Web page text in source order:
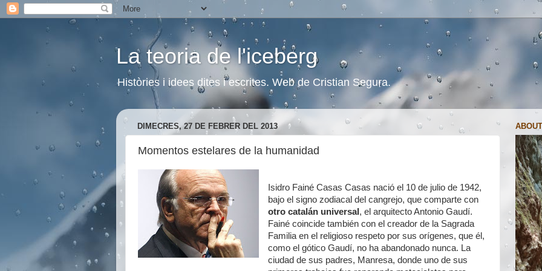
La teoria de l'iceberg
Històries i idees dites i escrites. Web de Cristian Segura.
DIMECRES, 27 DE FEBRER DEL 2013
Momentos estelares de la humanidad
Isidro Fainé Casas Casas nació el 10 de julio de 1942,
bajo el signo zodiacal del cangrejo, que comparte con
otro catalán universal , el arquitecto Antonio Gaudí.
Fainé coincide también con el creador de la Sagrada
Familia en el religioso respeto por sus orígenes, que él,
como el gótico Gaudí, no ha abandonado nunca. La
ciudad de sus padres, Manresa, donde uno de sus